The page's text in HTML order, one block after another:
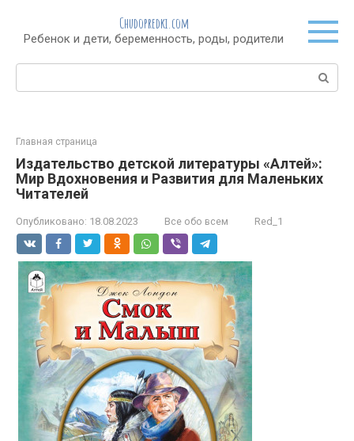
контенту
Chudopredki.com
Ребенок и дети, беременность, роды, родители
Поиск:
Главная страница
Издательство детской литературы «Алтей»:
Мир Вдохновения и Развития для Маленьких
Читателей
Опубликовано: 18.08.2023 Все обо всем Red_1